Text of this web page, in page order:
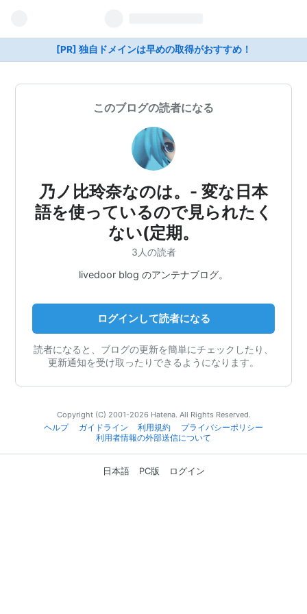
[PR] 独自ドメインは早めの取得がおすすめ！
このブログの読者になる
乃ノ比玲奈なのは。- 変な日本
語を使っているので見られたく
ない(定期。
3人の読者
livedoor blog のアンテナブログ。
ログインして読者になる
読者になると、ブログの更新を簡単にチェックしたり、
更新通知を受け取ったりできるようになります。
Copyright (C) 2001-2026 Hatena. All Rights Reserved.
ヘルプ
ガイドライン 利用規約
プライバシーポリシー
利用者情報の外部送信について
日本語 PC版 ログイン